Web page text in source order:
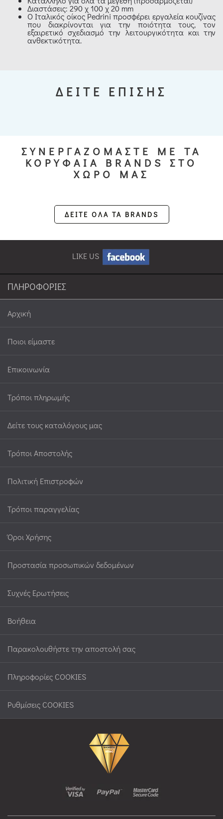
Διαστάσεις: 290 χ 100 χ 20 mm
Ο Ιταλικός οίκος Pedrini προσφέρει εργαλεία κουζίνας
που διακρίνονται για την ποιότητα τους, τον
εξαιρετικό σχεδιασμό την λειτουργικότητα και την
ανθεκτικότητα.
ΔΕΙΤΕ ΕΠΙΣΗΣ
ΣΥΝΕΡΓΑΖΟΜΑΣΤΕ ΜΕ ΤΑ
ΚΟΡΥΦΑΙΑ BRANDS ΣΤΟ
ΧΩΡΟ ΜΑΣ
ΔΕΙΤΕ ΟΛΑ ΤΑ BRANDS
LIKE US
ΠΛΗΡΟΦΟΡΙΕΣ
Αρχική
Ποιοι είμαστε
Επικοινωνία
Τρόποι πληρωμής
Δείτε τους καταλόγους μας
Τρόποι Αποστολής
Πολιτική Επιστροφών
Τρόποι παραγγελίας
Όροι Χρήσης
Προστασία προσωπικών δεδομένων
Συχνές Ερωτήσεις
Βοήθεια
Παρακολουθήστε την αποστολή σας
Πληροφορίες COOKIES
Ρυθμίσεις COOKIES